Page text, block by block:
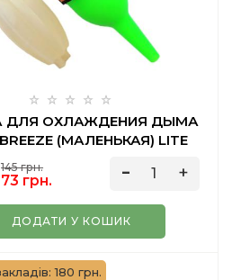
ДЛЯ ОХЛАЖДЕНИЯ ДЫМА
(МАЛЕНЬКАЯ) LITE
145 грн.
73 грн.
ДОДАТИ У КОШИК
180 грн.